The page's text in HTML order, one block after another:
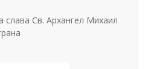
слава Св. Архангел Михаил